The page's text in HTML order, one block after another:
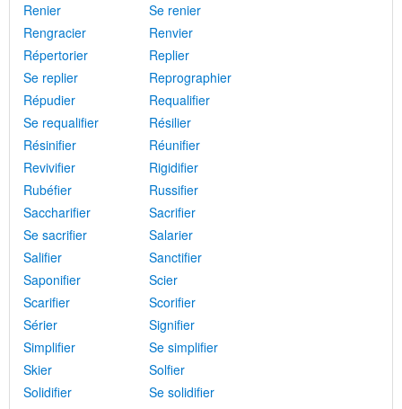
Renier
Se renier
Rengracier
Renvier
Répertorier
Replier
Se replier
Reprographier
Répudier
Requalifier
Se requalifier
Résilier
Résinifier
Réunifier
Revivifier
Rigidifier
Rubéfier
Russifier
Saccharifier
Sacrifier
Se sacrifier
Salarier
Salifier
Sanctifier
Saponifier
Scier
Scarifier
Scorifier
Sérier
Signifier
Simplifier
Se simplifier
Skier
Solfier
Solidifier
Se solidifier